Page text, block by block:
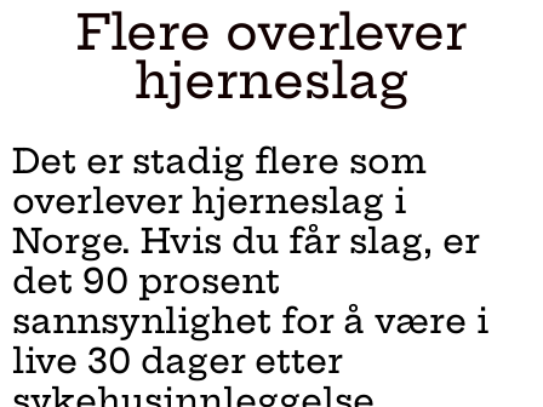
Flere overlever
hjerneslag
Det er stadig flere som
overlever hjerneslag i
Norge. Hvis du får slag, er
det 90 prosent
sannsynlighet for å være i
live 30 dager etter